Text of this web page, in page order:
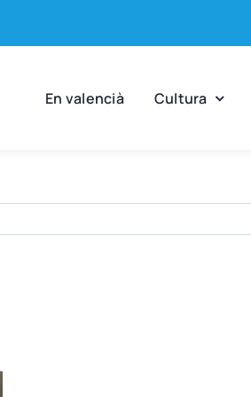
En valen­cià Cul­tu­ra